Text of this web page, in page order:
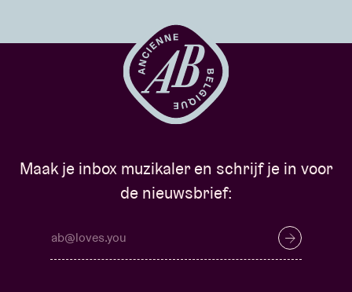
Maak je inbox muzikaler en schrijf je in voor
de nieuwsbrief: